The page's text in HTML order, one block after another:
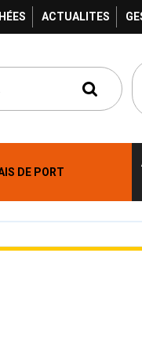
ACTUALITES
DE PORT